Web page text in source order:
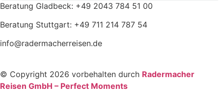
Beratung Gladbeck: +49 2043 784 51 00
Beratung Stuttgart: +49 711 214 787 54
info@radermacherreisen.de
© Copyright 2026 vorbehalten durch Radermacher
Reisen GmbH – Perfect Moments